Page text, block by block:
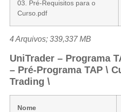
03. Pré-Requisitos para o
Curso.pdf
4 Arquivos; 339,337 MB
UniTrader – Programa
– Pré-Programa TAP \
Trading \
Nome